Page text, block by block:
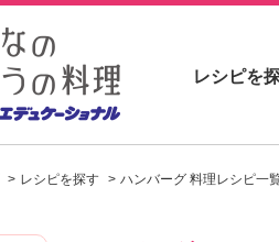
し
レシピを
レシピを探す ハンバーグ 料理レシピ一